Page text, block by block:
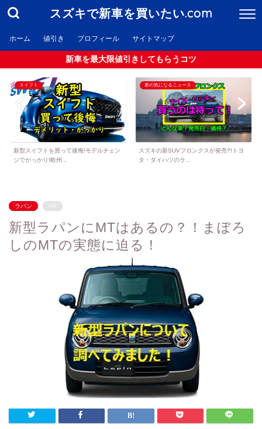
スズキで新車を買いたい.com
ホーム 値引き プロフィール サイトマップ
新車を最大限値引きしてもらうコツ
スイフト
新型スイフトを買って後悔!モデルチェン
ジでがっかり!欧州...
車の気になるニュース
スズキの新SUVフロンクスが発売?!トヨ
タ・ダイハツのラ...
ラパン PR
新型ラパンにMTはあるの？！まぼろ
しのMTの実態に迫る！